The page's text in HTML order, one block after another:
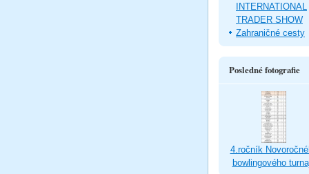
INTERNATIONAL
TRADER SHOW
Zahraničné cesty
Posledné fotografie
4.ročník
bowlingového